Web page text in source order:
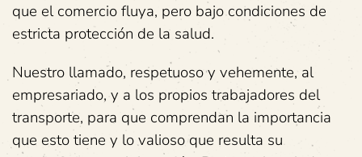
que el comercio fluya, pero bajo condiciones de
estricta protección de la salud.
Nuestro llamado, respetuoso y vehemente, al
empresariado, y a los propios trabajadores del
transporte, para que comprendan la importancia
que esto tiene y lo valioso que resulta su